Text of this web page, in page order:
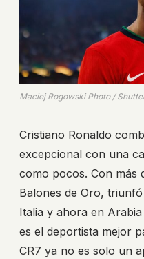
Maciej Rogowski Photo /
Cristiano Ronaldo
excepcional con una
como pocos. Con más
Balones de Oro,
Italia y ahora en
es el deportista mejor
CR7 ya no es solo un